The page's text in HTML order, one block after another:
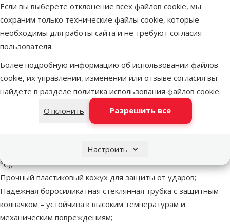
Если вы выберете отклонение всех файлов cookie, мы
сохраним только технические файлы cookie, которые
необходимы для работы сайта и не требуют согласия
пользователя.
Более подробную информацию об использовании файлов
cookie, их управлении, изменении или отзыве согласия вы
найдете в разделе политика использования файлов cookie.
Отклонить
Разрешить все
Настроить
Добавить в корзину
Обогреватель для аквариума – Tetra Electronic HT 150 W, 150-
Добавить в корзину
Описание
superzoo.product.detail.content
Термостатический нагреватель для аквариумов объёмом
150 до 225 л
Интегрированный микропроцессор для стабильной и
Удобная регулировка температуры одним касанием (до 32
°C);
Прочный пластиковый кожух для защиты от ударов;
Надёжная боросиликатная стеклянная трубка с защитным
колпачком – устойчива к высоким температурам и
механическим повреждениям;